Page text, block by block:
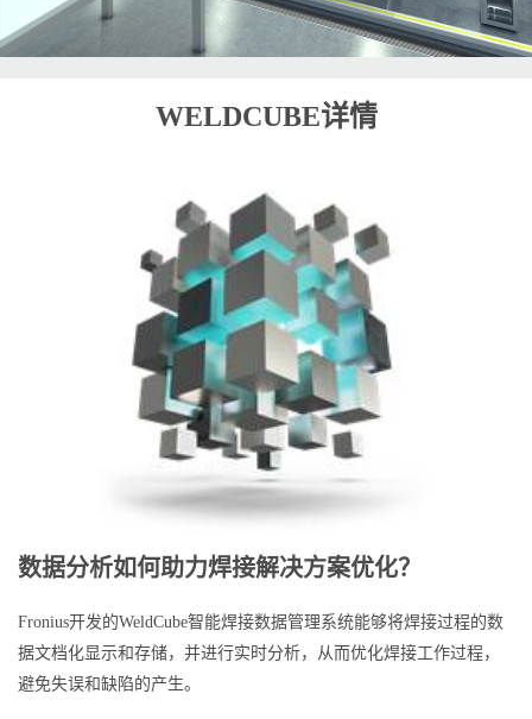
WELDCUBE详情
数据分析如何助力焊接解决方案优化？
Fronius开发的WeldCube智能焊接数据管理系统能够将焊接过程的数
据文档化显示和存储，并进行实时分析，从而优化焊接工作过程，
避免失误和缺陷的产生。